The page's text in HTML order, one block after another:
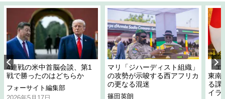
4連戦の米中首脳会談、第1
戦で勝ったのはどちらか
フォーサイト編集部
マリ「ジハーディスト組織」
の攻勢が示唆する西アフリカ
の更なる混迷
篠田英朗
「
東南
る課
イラ